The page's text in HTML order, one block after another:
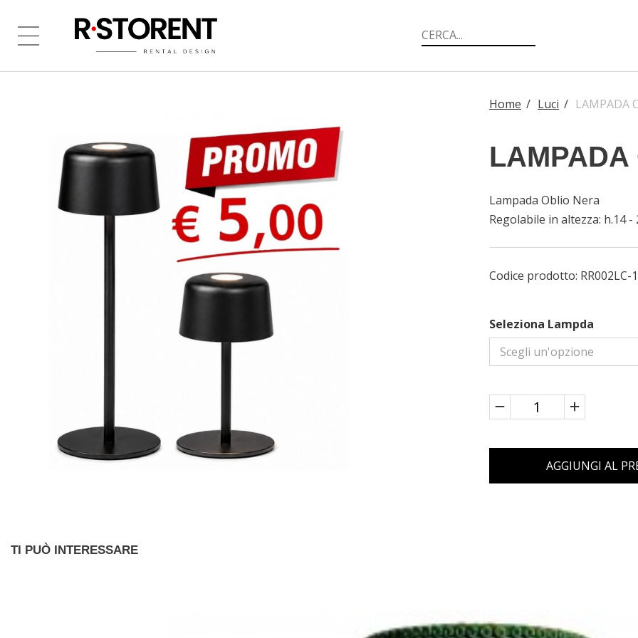
Home / Luci / LAMPADA
LAMPADA
Lampada Oblio Nera
Regolabile in altezza: h.14 -
Codice prodotto: RR002LC-1
Seleziona Lampda
AGGIUNGI AL
TI PUÒ INTERESSARE